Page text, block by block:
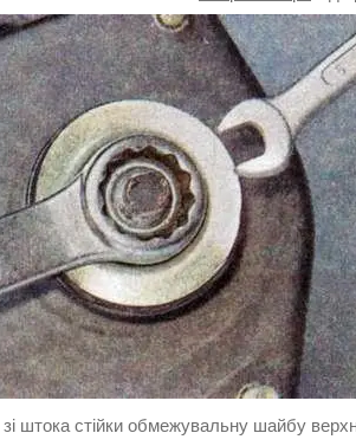
штока стійки обмежувальну шайбу